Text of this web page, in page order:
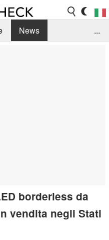
News
...
borderless da
vendita negli Stati